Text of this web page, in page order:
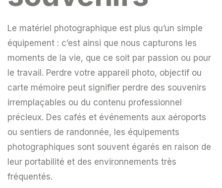
Le matériel photographique est plus qu’un simple
équipement : c’est ainsi que nous capturons les
moments de la vie, que ce soit par passion ou pour
le travail. Perdre votre appareil photo, objectif ou
carte mémoire peut signifier perdre des souvenirs
irremplaçables ou du contenu professionnel
précieux. Des cafés et événements aux aéroports
ou sentiers de randonnée, les équipements
photographiques sont souvent égarés en raison de
leur portabilité et des environnements très
fréquentés.